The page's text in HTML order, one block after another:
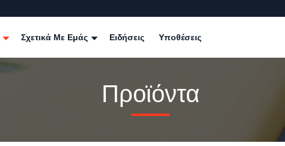
Σχετικά Με Εμάς Ειδήσεις Υποθέσεις
Προϊόντα